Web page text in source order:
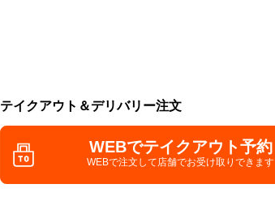
テイクアウト＆デリバリー注文
WEBでテイクアウト予約
WEBで注文して店舗でお受け取りできます